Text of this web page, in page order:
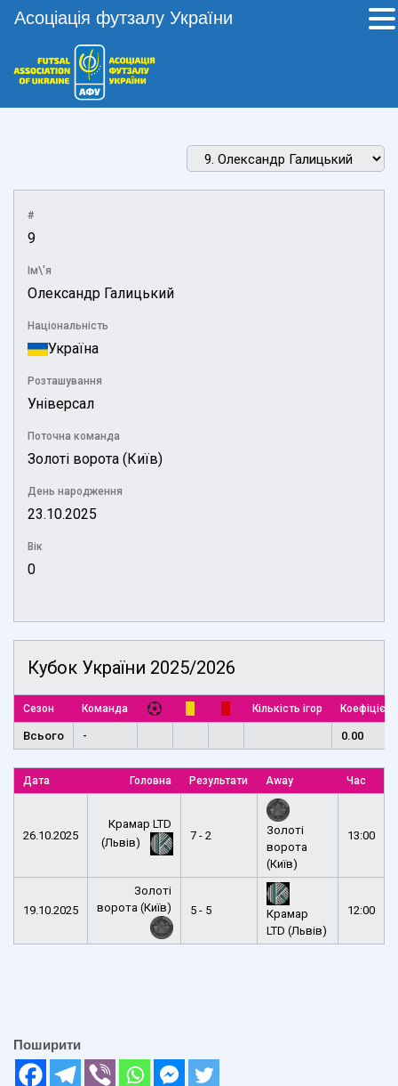
#
9
Ім\'я
Олександр Галицький
Національність
Україна
Розташування
Універсал
Поточна команда
Золоті ворота (Київ)
День народження
23.10.2025
Вік
0
Кубок України 2025/2026
Сезон Команда Кількість ігор
Всього - 0.00
Дата Головна Результати Away Час
26.10.2025
Крамар LTD
(Львів)
7 - 2
Золоті
ворота
(Київ)
13:00
19.10.2025
Золоті
ворота (Київ)
5 - 5
Крамар
LTD (Львів)
12:00
Поширити
Асоціація футзалу України